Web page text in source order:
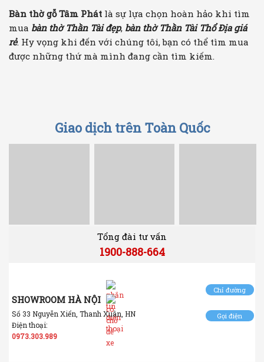
Bàn thờ gỗ Tâm Phát là sự lựa chọn hoàn hảo khi tìm
mua bàn thờ Thần Tài đẹp, bàn thờ Thần Tài Thổ Địa giá
rẻ. Hy vọng khi đến với chúng tôi, bạn có thể tìm mua
được những thứ mà mình đang cần tìm kiếm.
Giao dịch trên Toàn Quốc
Tổng đài tư vấn
1900-888-664
SHOWROOM HÀ NỘI
Số 33 Nguyễn Xiển, Thanh Xuân, HN
Điện thoại:
0973.303.989
Chỉ đường
Gọi điện